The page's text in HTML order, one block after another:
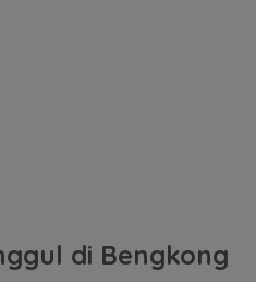
di Bengkong